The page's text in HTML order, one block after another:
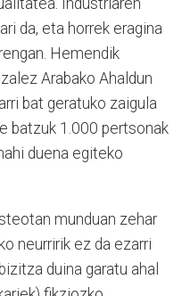
da, eta horrek eragina
Hemendik
Arabako Ahaldun
bat geratuko zaigula
batzuk 1.000 pertsonak
duena egiteko
munduan zehar
neurririk ez da ezarri
duina garatu ahal